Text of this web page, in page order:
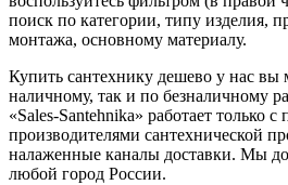
поиск по категории, типу изделия,
монтажа, основному материалу.
Купить сантехнику дешево у нас вы
наличному, так и по безналичному
«Sales-Santehnika» работает только
производителями сантехнической
налаженные каналы доставки. Мы
любой город России.